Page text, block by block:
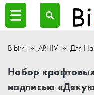
Bibirki ARHIV Для
Набор
надписью